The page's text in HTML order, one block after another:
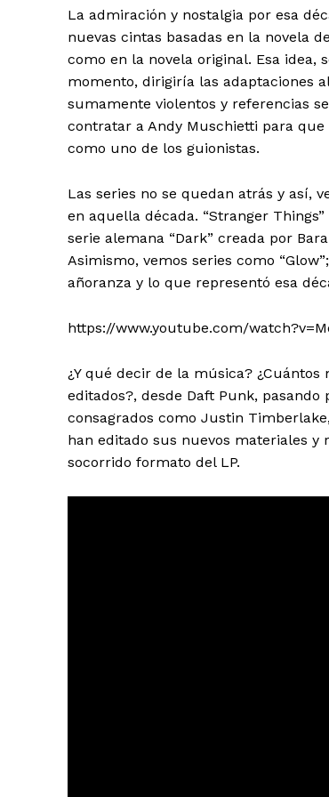
La admiración y nostalgia por esa
nuevas cintas basadas en la novela
como en la novela original. Esa
momento, dirigiría las adaptaciones
sumamente violentos y referencias
contratar a Andy Muschietti para
como uno de los guionistas.
Las series no se quedan atrás y así,
en aquella década. “Stranger
serie alemana “Dark” creada por
Asimismo, vemos series como
añoranza y lo que representó esa
https://www.youtube.com/
¿Y qué decir de la música?
editados?, desde Daft Punk,
consagrados como Justin
han editado sus nuevos materiales
socorrido formato del LP.